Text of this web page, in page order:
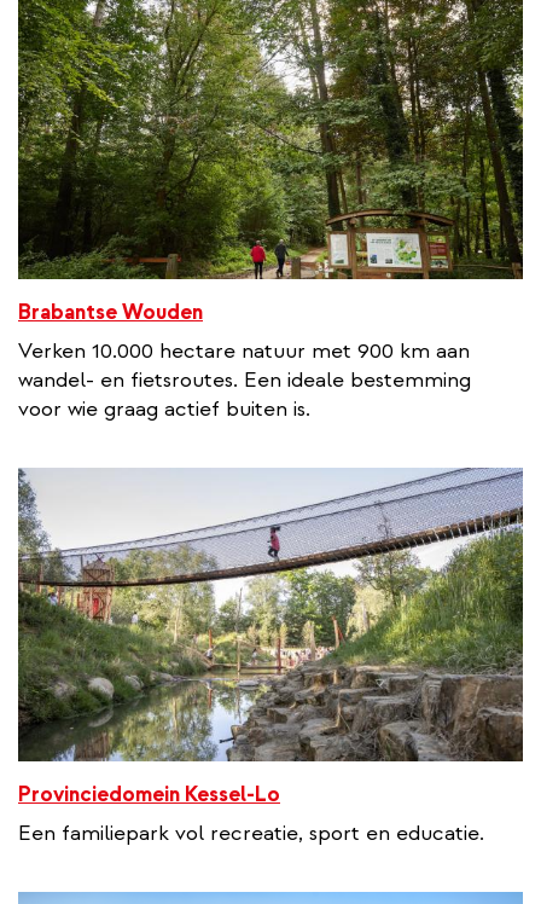
Brabantse Wouden
Verken 10.000 hectare natuur met 900 km aan
wandel- en fietsroutes. Een ideale bestemming
voor wie graag actief buiten is.
Provinciedomein Kessel-Lo
Een familiepark vol recreatie, sport en educatie.